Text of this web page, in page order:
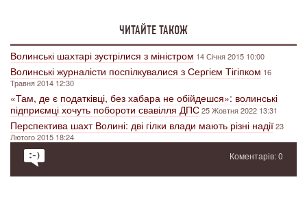
ЧИТАЙТЕ ТАКОЖ
Волинські шахтарі зустрілися з міністром 14 Січня 2015 10:00
Волинські журналісти поспілкувалися з Сергієм Тігіпком 16
Травня 2014 12:30
«Там, де є податківці, без хабара не обійдешся»: волинські
підприємці хочуть побороти свавілля ДПС25 Жовтня 2022 13:31
Перспектива шахт Волині: дві гілки влади мають різні надії23
Лютого 2015 18:24
Коментарів: 0